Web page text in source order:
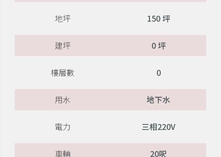
地坪 150 坪
建坪 0 坪
樓層數 0
用水 地下水
電力 三相220V
車輛 20呎